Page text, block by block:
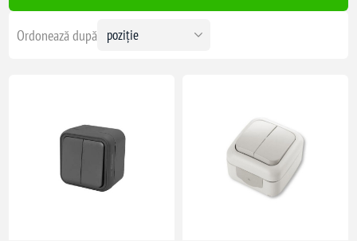
Ordonează după